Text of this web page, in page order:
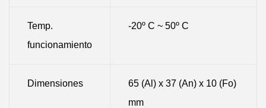
Temp.
funcionamiento
-20º C ~ 50º C
Dimensiones
65 (Al) x 37 (An) x 10 (Fo)
mm